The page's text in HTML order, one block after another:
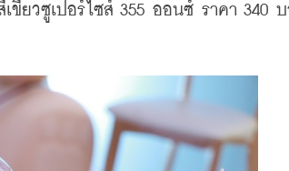
เขียวซูเปอร์ไซส์ 355 ออนซ์ ราคา 340